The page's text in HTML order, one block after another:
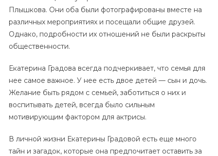
Плышкова. Они оба были фотографированы вместе на
различных мероприятиях и посещали общие друзей.
Однако, подробности их отношений не были раскрыты
общественности.
Екатерина Градова всегда подчеркивает, что семья для
нее самое важное. У нее есть двое детей — сын и дочь.
Желание быть рядом с семьей, заботиться о них и
воспитывать детей, всегда было сильным
мотивирующим фактором для актрисы.
В личной жизни Екатерины Градовой есть еще много
тайн и загадок, которые она предпочитает оставить за